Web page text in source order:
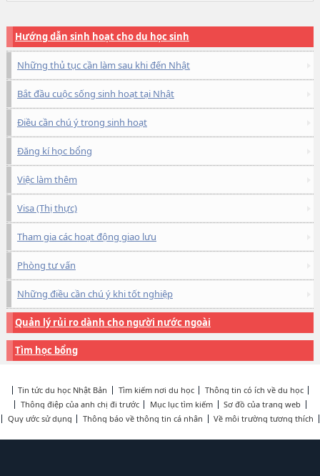
Hướng dẫn sinh hoạt cho du học sinh
Những thủ tục cần làm sau khi đến Nhật
Bắt đầu cuộc sống sinh hoạt tại Nhật
Điều cần chú ý trong sinh hoạt
Đăng kí học bổng
Việc làm thêm
Visa (Thị thực)
Tham gia các hoạt động giao lưu
Phòng tư vấn
Những điều cần chú ý khi tốt nghiệp
Quản lý rủi ro dành cho người nước ngoài
Tìm học bổng
Tin tức du học Nhật Bản Tìm kiếm nơi du học
Thông tin có ích về du học
Thông điệp của anh chị đi trước
Mục lục tìm kiếm
Sơ đồ của trang web
Quy ước sử dụng
Thông báo về thông tin cá nhân Về môi trường tương thích